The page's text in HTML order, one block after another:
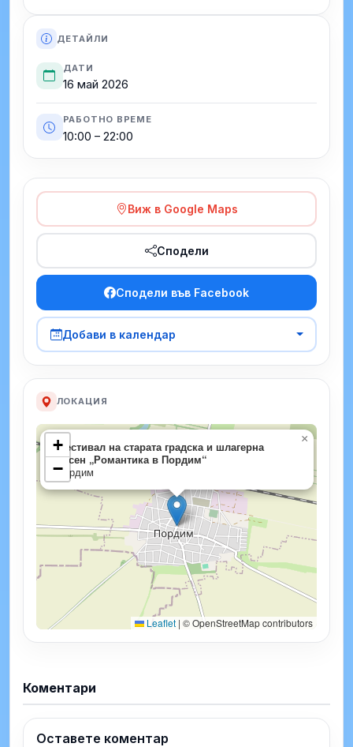
ДЕТАЙЛИ
ДАТИ
16 май 2026
РАБОТНО ВРЕМЕ
10:00 – 22:00
Виж в Google Maps
Сподели
Сподели във Facebook
Добави в календар
ЛОКАЦИЯ
Фестивал на старата градска и шлагерна
песен „Романтика в Пордим“
Пордим
×
+
−
Leaflet | © OpenStreetMap contributors
Коментари
Оставете коментар